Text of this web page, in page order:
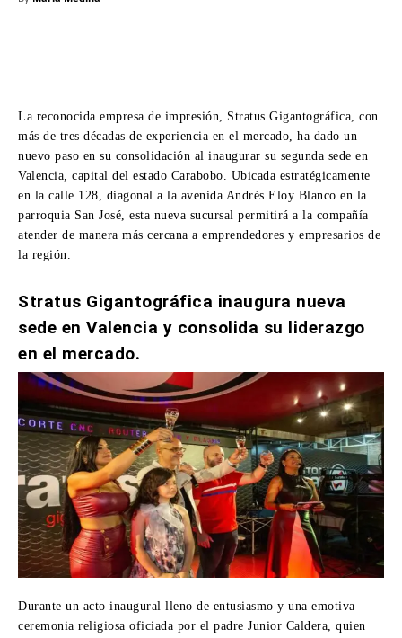
La reconocida empresa de impresión, Stratus Gigantográfica, con
más de tres décadas de experiencia en el mercado, ha dado un
nuevo paso en su consolidación al inaugurar su segunda sede en
Valencia, capital del estado Carabobo. Ubicada estratégicamente
en la calle 128, diagonal a la avenida Andrés Eloy Blanco en la
parroquia San José, esta nueva sucursal permitirá a la compañía
atender de manera más cercana a emprendedores y empresarios de
la región.
Stratus Gigantográfica inaugura nueva
sede en Valencia y consolida su liderazgo
en el mercado.
Durante un acto inaugural lleno de entusiasmo y una emotiva
ceremonia religiosa oficiada por el padre Junior Caldera, quien